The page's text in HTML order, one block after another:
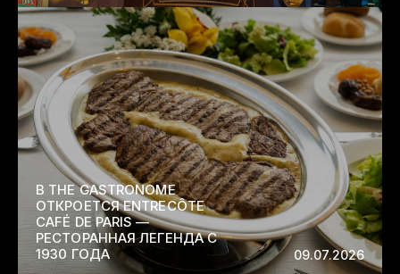
В THE GASTRONOME
ОТКРОЕТСЯ ENTRECÔTE
CAFÉ DE PARIS —
РЕСТОРАННАЯ ЛЕГЕНДА С
1930 ГОДА
09.07.2026